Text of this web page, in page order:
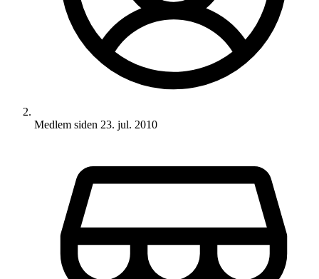
Medlem siden 23. jul. 2010